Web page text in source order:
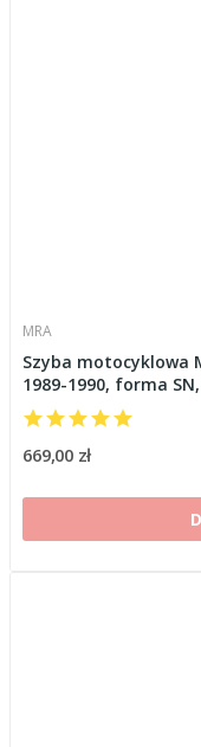
MRA
Szyba motocyklowa
1989-1990, forma
669,00 zł